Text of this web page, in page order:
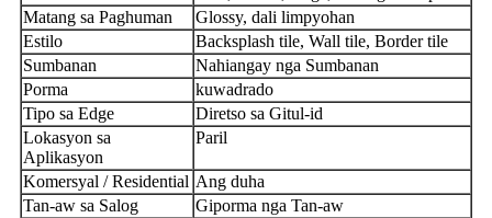
Matang sa Paghuman
Glossy, dali limpyohan
Estilo
Backsplash tile, Wall tile, Border tile
Sumbanan
Nahiangay nga Sumbanan
Porma
kuwadrado
Tipo sa Edge
Diretso sa Gitul-id
Lokasyon sa
Aplikasyon
Paril
Komersyal / Residential Ang duha
Tan-aw sa Salog
Giporma nga Tan-aw